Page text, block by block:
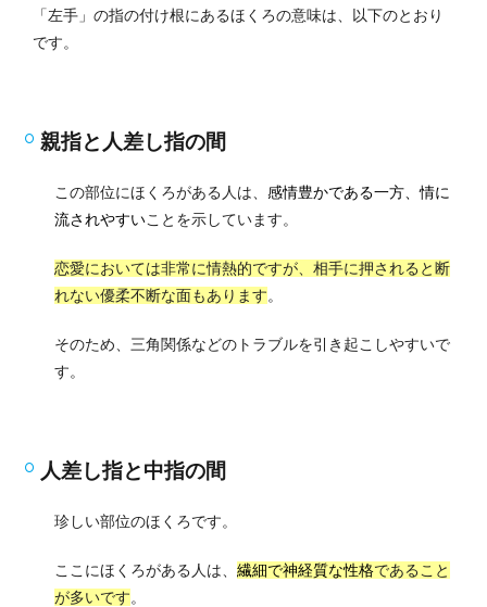
「左手」の指の付け根にあるほくろの意味は、以下のとおり
です。
親指と人差し指の間
この部位にほくろがある人は、 感情豊かである一方、情に
流されやすいことを示しています。
恋愛においては非常に情熱的ですが、相手に押されると断
れない優柔不断な面もあります。
そのため、三角関係などのトラブルを引き起こしやすいで
す。
人差し指と中指の間
珍しい部位のほくろです。
ここにほくろがある人は、 繊細で神経質な性格であること
が多いです。